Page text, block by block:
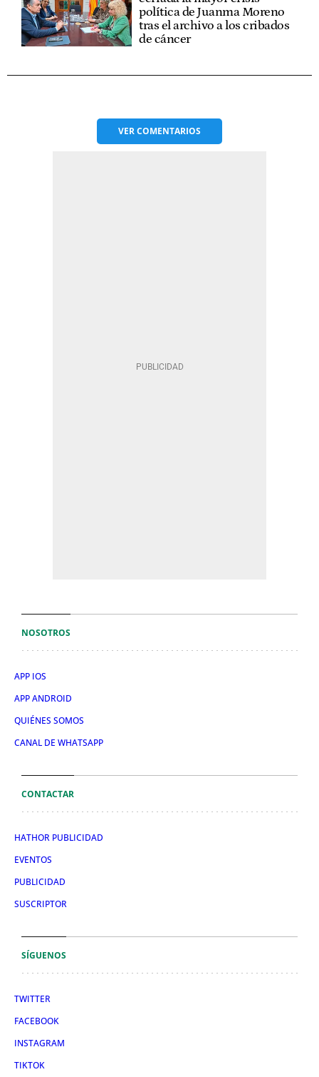
política de Juanma Moreno
tras el archivo a los cribados
de cáncer
VERCOMENTARIOS
NOSOTROS
APP IOS
APP ANDROID
QUIÉNES SOMOS
CANAL DE WHATSAPP
CONTACTAR
HATHOR PUBLICIDAD
EVENTOS
PUBLICIDAD
SUSCRIPTOR
SÍGUENOS
TWITTER
FACEBOOK
INSTAGRAM
TIKTOK